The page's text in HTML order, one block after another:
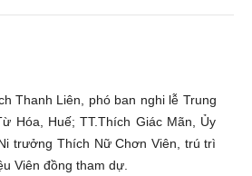
Thanh Liên, phó ban nghi lễ Trung
Hóa, Huế; TT.Thích Giác Mãn, Ủy
trưởng Thích Nữ Chơn Viên, trú trì
Viên đồng tham dự.